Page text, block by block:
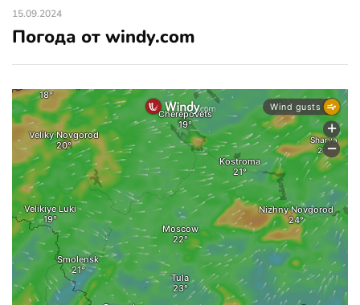
15.09.2024
Погода от windy.com